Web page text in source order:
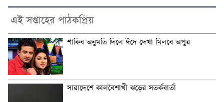
এই সপ্তাহের পাঠকপ্রিয়
শাকিব অনুমতি দিলে ঈদে দেখা মিলবে অপুর
সারাদেশে কালবৈশাখী ঝড়ের সতর্কবার্তা